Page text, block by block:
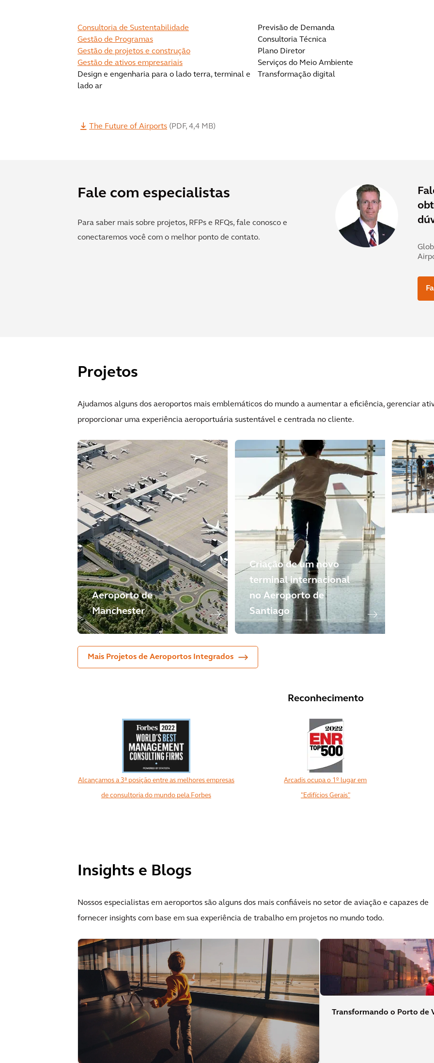
Consultoria de Sustentabilidade
Previsão de Demanda
Gestão de Programas
Consultoria Técnica
Gestão de projetos e construção
Plano Diretor
Gestão de ativos empresariais
Serviços do Meio Ambiente
Design e engenharia para o lado terra, terminal e
lado ar
Transformação digital
The Future of Airports ( PDF, 4,4 MB)
Fale com especialistas
Para saber mais sobre projetos, RFPs e RFQs, fale conosco e
conectaremos você com o melhor ponto de contato.
Projetos
Ajudamos alguns dos aeroportos mais emblemáticos do mundo a aumentar a eficiência, gerenciar
proporcionar uma experiência aeroportuária sustentável e centrada no cliente.
Aeroporto de
Manchester
Criação de um novo
terminal internacional
no Aeroporto de
Santiago
Mais Projetos de Aeroportos Integrados
Reconhecimento
Alcançamos a 3ª posição entre as melhores empresas
de consultoria do mundo pela Forbes
Arcadis ocupa o 1º lugar em
"Edifícios Gerais"
Insights e Blogs
Nossos especialistas em aeroportos são alguns dos mais confiáveis no setor de aviação e capazes de
fornecer insights com base em sua experiência de trabalho em projetos no mundo todo.
Transformando o Porto de